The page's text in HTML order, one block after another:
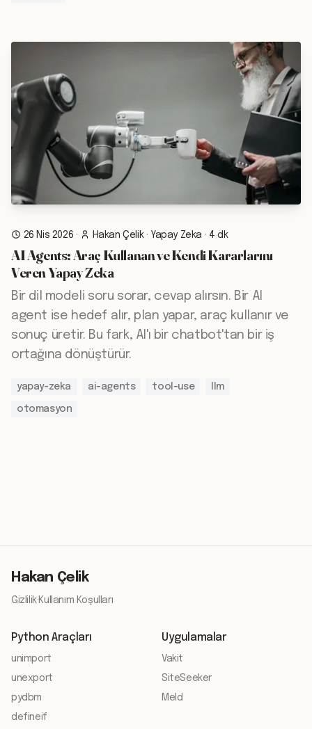
26 Nis 2026 · Hakan Çelik· Yapay Zeka · 4 dk
AI Agents: Araç Kullanan ve Kendi Kararlarını
Veren Yapay Zeka
Bir dil modeli soru sorar, cevap alırsın. Bir AI
agent ise hedef alır, plan yapar, araç kullanır ve
sonuç üretir. Bu fark, AI'ı bir chatbot'tan bir iş
ortağına dönüştürür.
yapay-zeka ai-agents tool-use llm
otomasyon
Hakan Çelik
Gizlilik·Kullanım Koşulları
Python Araçları
unimport
unexport
pydbm
defineif
Uygulamalar
Vakit
SiteSeeker
Meld